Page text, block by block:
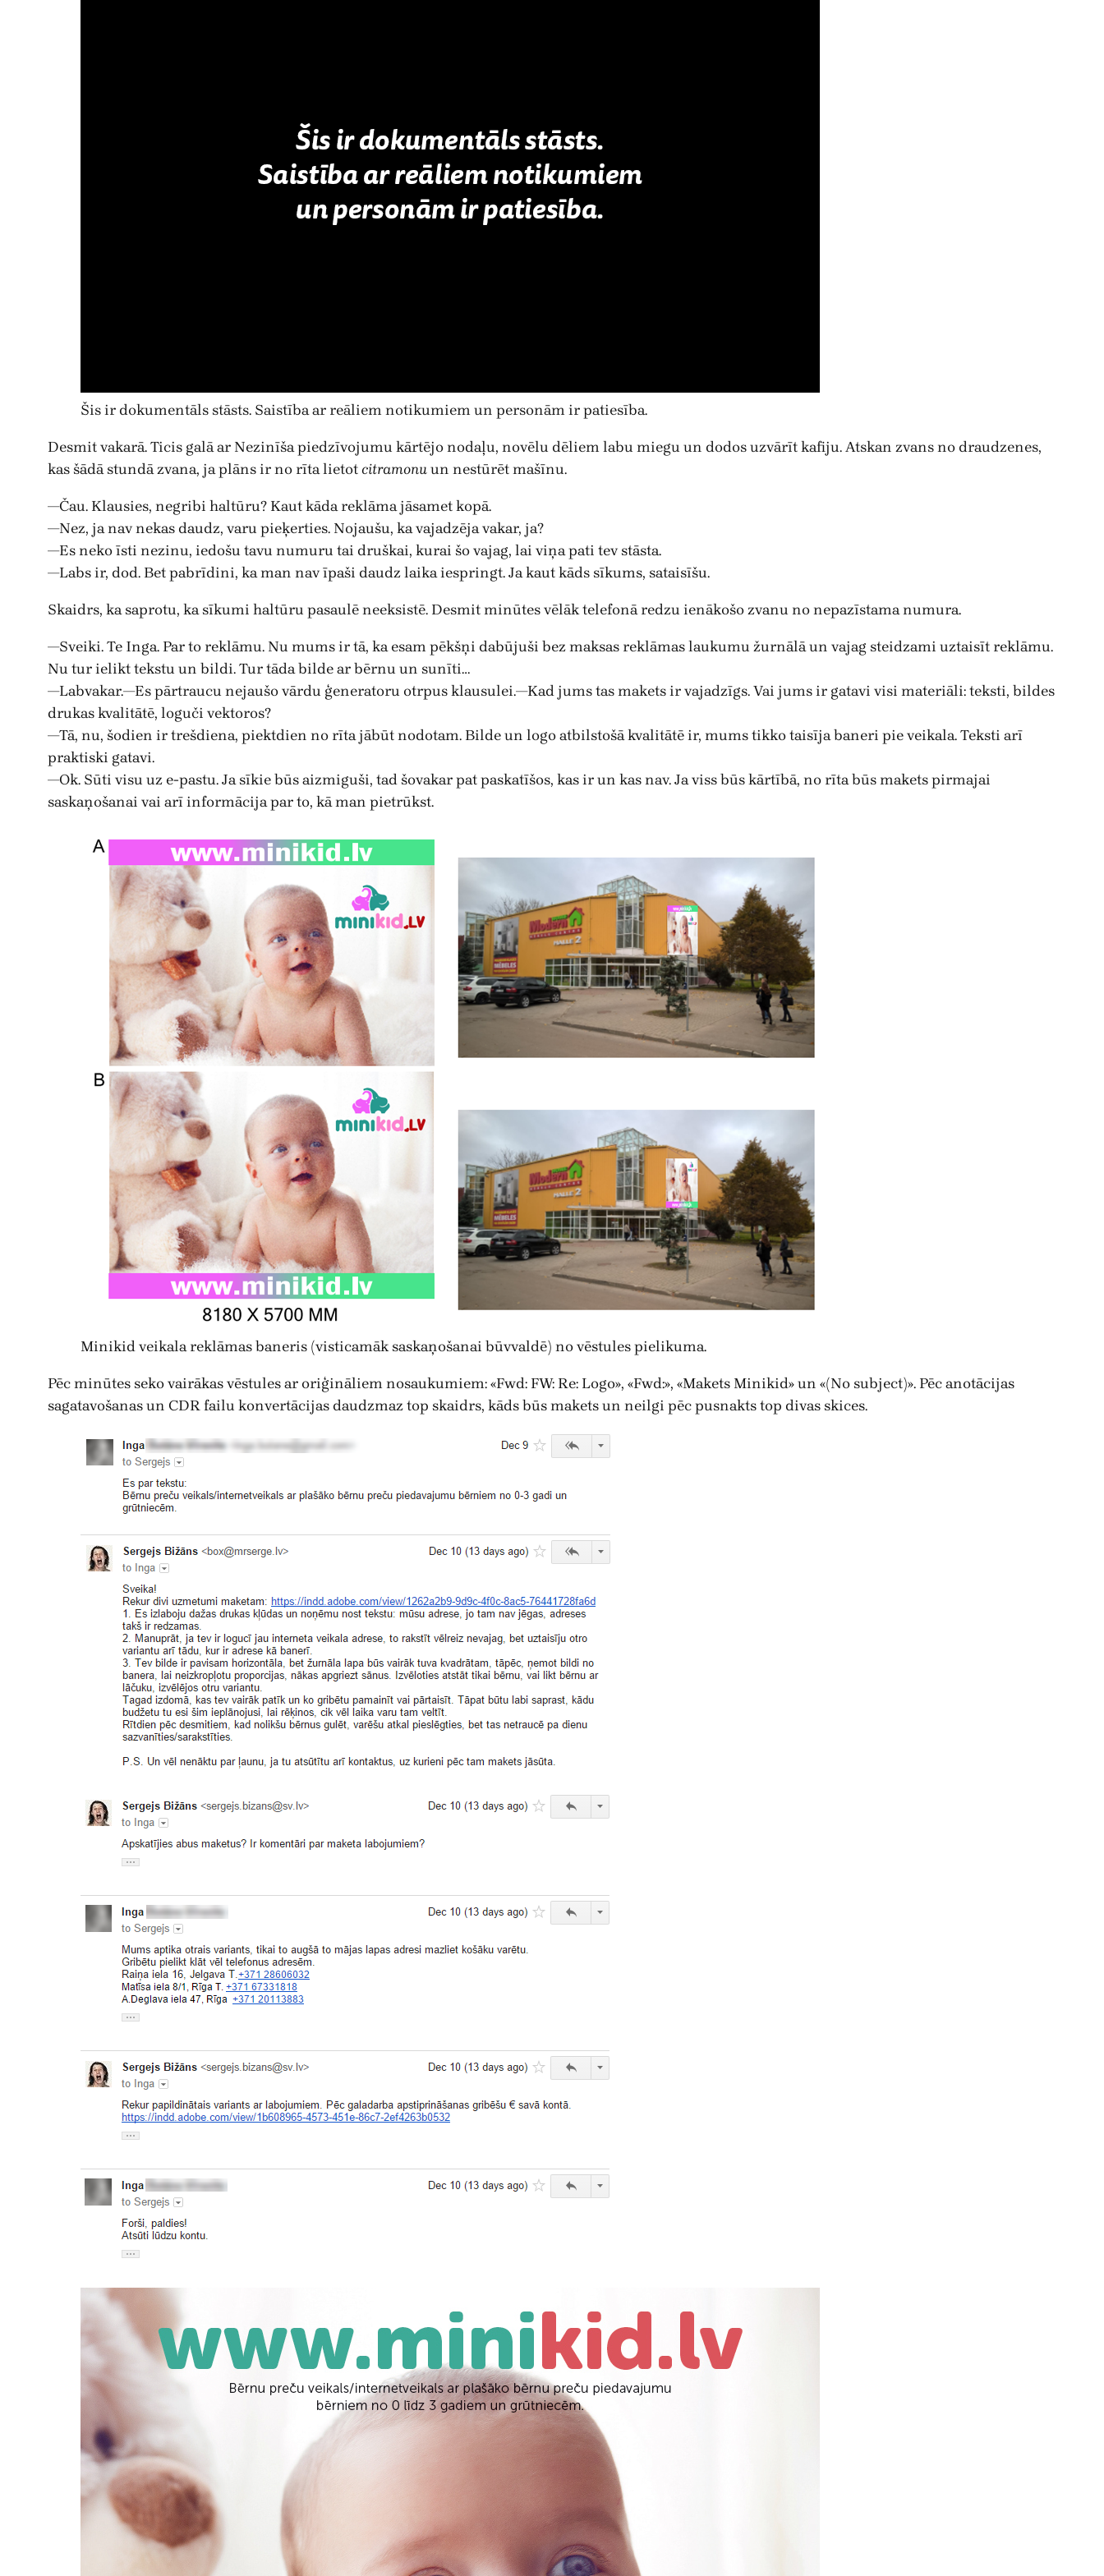
Šis ir dokumentāls stāsts. Saistība ar reāliem notikumiem un personām ir patiesība.
Desmit vakarā. Ticis galā ar Nezinīša piedzīvojumu kārtējo nodaļu, novēlu dēliem labu miegu un dodos uzvārīt kafiju. Atskan zvans no draudzenes,
kas šādā stundā zvana, ja plāns ir no rīta lietotcitramonuun nestūrēt mašīnu.
—Čau. Klausies, negribi haltūru? Kaut kāda reklāma jāsamet kopā.
—Nez, ja nav nekas daudz, varu pieķerties. Nojaušu, ka vajadzēja vakar, ja?
—Es neko īsti nezinu, iedošu tavu numuru tai druškai, kurai šo vajag, lai viņa pati tev stāsta.
—Labs ir, dod. Bet pabrīdini, ka man nav īpaši daudz laika iespringt. Ja kaut kāds sīkums, sataisīšu.
Skaidrs, ka saprotu, ka sīkumi haltūru pasaulē neeksistē. Desmit minūtes vēlāk telefonā redzu ienākošo zvanu no nepazīstama numura.
—Sveiki. Te Inga. Par to reklāmu. Nu mums ir tā, ka esam pēkšņi dabūjuši bez maksas reklāmas laukumu žurnālā un vajag steidzami uztaisīt reklāmu.
Nu tur ielikt tekstu un bildi. Tur tāda bilde ar bērnu un sunīti…
—Labvakar.—Es pārtraucu nejaušo vārdu ģeneratoru otrpus klausulei.—Kad jums tas makets ir vajadzīgs. Vai jums ir gatavi visi materiāli: teksti, bildes
drukas kvalitātē, loguči vektoros?
—Tā, nu, šodien ir trešdiena, piektdien no rīta jābūt nodotam. Bilde un logo atbilstošā kvalitātē ir, mums tikko taisīja baneri pie veikala. Teksti arī
praktiski gatavi.
—Ok. Sūti visu uz e-pastu. Ja sīkie būs aizmiguši, tad šovakar pat paskatīšos, kas ir un kas nav. Ja viss būs kārtībā, no rīta būs makets pirmajai
saskaņošanai vai arī informācija par to, kā man pietrūkst.
Minikid veikala reklāmas baneris (visticamāk saskaņošanai būvvaldē) no vēstules pielikuma.
Pēc minūtes seko vairākas vēstules ar oriģināliem nosaukumiem: «Fwd: FW: Re: Logo», «Fwd:», «Makets Minikid» un «(No subject)». Pēc anotācijas
sagatavošanas un CDR failu konvertācijas daudzmaz top skaidrs, kāds būs makets un neilgi pēc pusnakts top divas skices.